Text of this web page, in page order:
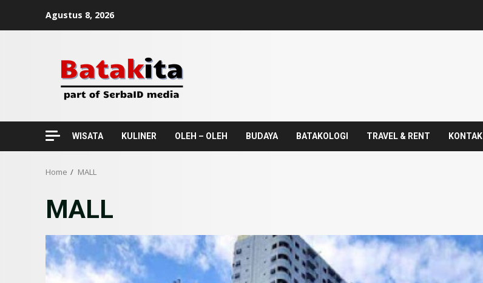
Agustus 8, 2026
WISATA KULINER OLEH – OLEH BUDAYA BATAKOLOGI TRAVEL & RENT KONTAK
Home MALL
MALL